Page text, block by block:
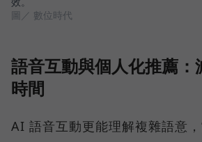
圖／ 數位時代
語音互動與個人化推薦：
時間
AI 語音互動更能理解複雜語意